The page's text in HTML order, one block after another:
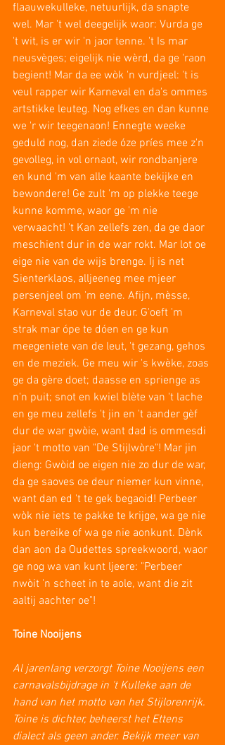
flaauwekulleke, netuurlijk, da snapte
wel. Mar 't wel deegelijk waor: Vurda ge
't wit, is er wir 'n jaor tenne. 't Is mar
neusvèges; eigelijk nie wèrd, da ge 'raon
begient! Mar da ee wòk 'n vurdjeel: 't is
veul rapper wir Karneval en da's ommes
artstikke leuteg. Nog efkes en dan kunne
we 'r wir teegenaon! Ennegte weeke
geduld nog, dan ziede óze príes mee z'n
gevolleg, in vol ornaot, wir rondbanjere
en kund 'm van alle kaante bekijke en
bewondere! Ge zult 'm op plekke teege
kunne komme, waor ge 'm nie
verwaacht! 't Kan zellefs zen, da ge daor
meschient dur in de war rokt. Mar lot oe
eige nie van de wijs brenge. Ij is net
Sienterklaos, alljeeneg mee mjeer
persenjeel om 'm eene. Afijn, mèsse,
Karneval stao vur de deur. G'oeft 'm
strak mar ópe te dóen en ge kun
meegeniete van de leut, 't gezang, gehos
en de meziek. Ge meu wir 's kwèke, zoas
ge da gère doet; daasse en sprienge as
n'n puit; snot en kwiel blète van 't lache
en ge meu zellefs 't jin en 't aander gèf
dur de war gwòie, want dad is ommesdi
jaor 't motto van "De Stijlwòre"! Mar jin
dieng: Gwòid oe eigen nie zo dur de war,
da ge saoves oe deur niemer kun vinne,
want dan ed 't te gek begaoid! Perbeer
wòk nie iets te pakke te krijge, wa ge nie
kun bereike of wa ge nie aonkunt. Dènk
dan aon da Oudettes spreekwoord, waor
ge nog wa van kunt ljeere: "Perbeer
nwòit 'n scheet in te aole, want die zit
aaltij aachter oe"!
Toine Nooijens
Al jarenlang verzorgt Toine Nooijens een
carnavalsbijdrage in 't Kulleke aan de
hand van het motto van het Stijlorenrijk.
Toine is dichter, beheerst het Ettens
dialect als geen ander. Bekijk meer van